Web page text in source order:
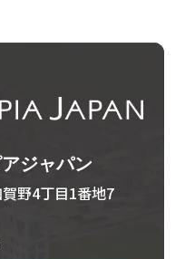
ジャパン
野4丁目1番地7